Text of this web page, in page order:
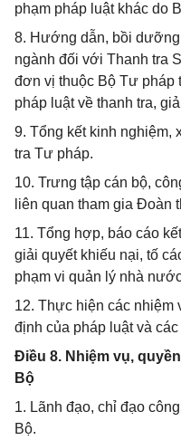
phạm pháp luật khác do
8. Hướng dẫn, bồi
ngành đối với Thanh tra
đơn vị thuộc Bộ Tư pháp
pháp luật về thanh tra,
9. Tổng kết kinh nghiệm,
tra Tư pháp.
10. Trưng tập cán bộ,
liên quan tham gia Đoàn
11. Tổng hợp, báo cáo
giải quyết khiếu nại, tố
phạm vi quản lý nhà
12. Thực hiện các nhiệm
định của pháp luật và
Điều 8. Nhiệm vụ,
Bộ
1. Lãnh đạo, chỉ đạo
Bộ.